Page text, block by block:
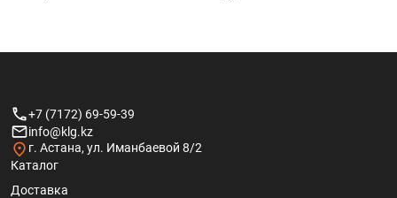
+7 (7172) 69-59-39
info@klg.kz
г. Астана, ул. Иманбаевой 8/2
Каталог
Доставка